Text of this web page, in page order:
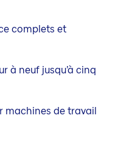
complets et
à neuf jusqu’à cinq
machines de travail